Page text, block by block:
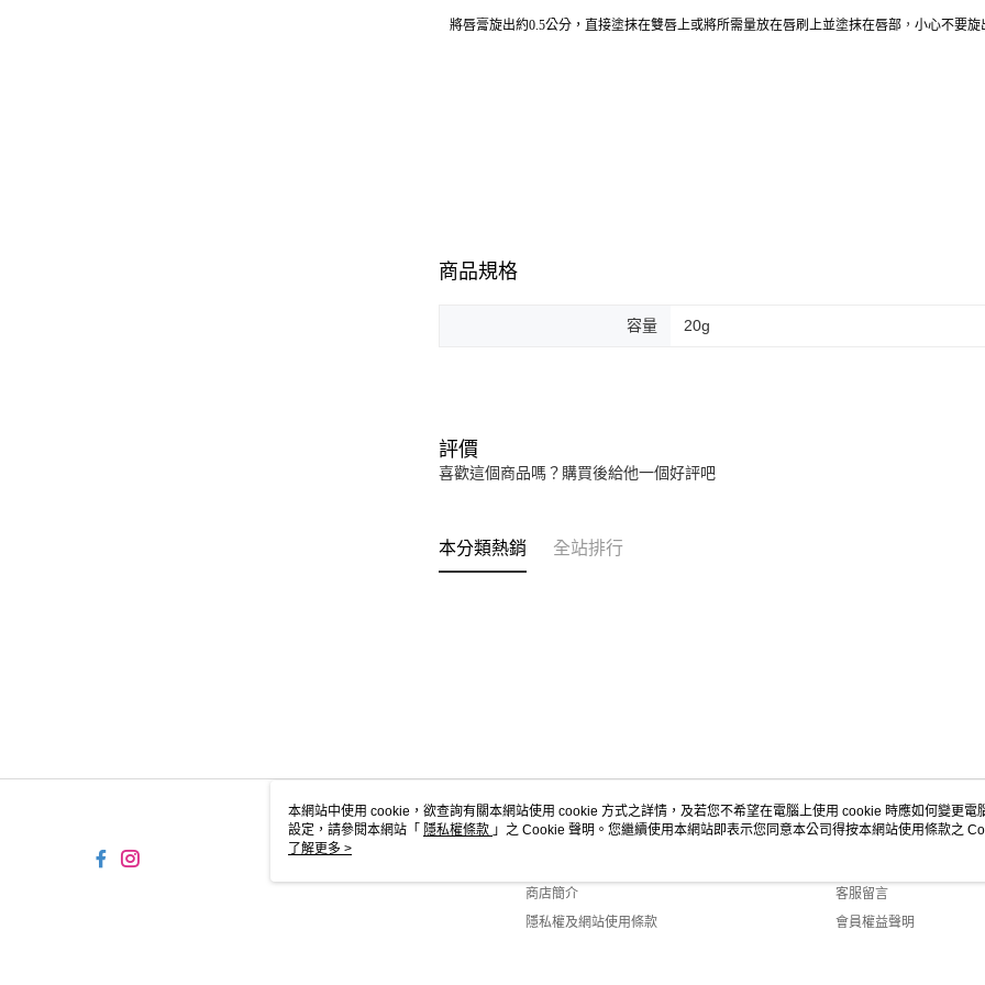
將唇膏旋出約0.5公分， 直接塗抹在雙唇上或將所需量放在唇刷上並塗抹在唇部 ，小心不要旋
商品規格
容量 20g
評價
喜歡這個商品嗎？購買後給他一個好評吧
本分類熱銷 全站排行
關於我們
商店簡介
隱私權及網站使用條款
客服資訊
客服留言
會員權益聲明
本網站中使用 cookie，欲查詢有關本網站使用 cookie 方式之詳情，及若您不希望在電腦上使用 cookie 時應如何變更電
設定，請參閱本網站「 隱私權條款 」之 Cookie 聲明。您繼續使用本網站即表示您同意本公司得按本網站使用條款之
使用 cookie。
了解更多 >